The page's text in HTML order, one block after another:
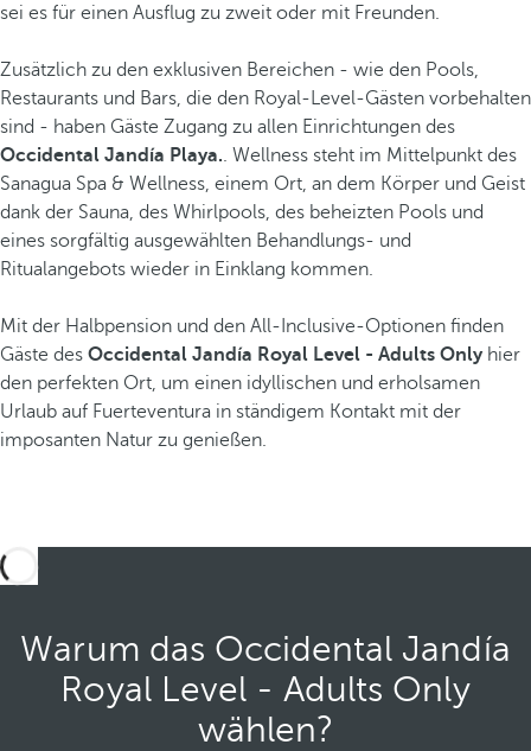
sei es für einen Ausflug zu zweit oder mit Freunden.
Zusätzlich zu den exklusiven Bereichen - wie den Pools,
Restaurants und Bars, die den Royal-Level-Gästen vorbehalten
sind - haben Gäste Zugang zu allen Einrichtungen des
Occidental Jandía Playa. . Wellness steht im Mittelpunkt des
Sanagua Spa & Wellness, einem Ort, an dem Körper und Geist
dank der Sauna, des Whirlpools, des beheizten Pools und
eines sorgfältig ausgewählten Behandlungs- und
Ritualangebots wieder in Einklang kommen.
Mit der Halbpension und den All-Inclusive-Optionen finden
Gäste des Occidental Jandía Royal Level - Adults Onlyhier
den perfekten Ort, um einen idyllischen und erholsamen
Urlaub auf Fuerteventura in ständigem Kontakt mit der
imposanten Natur zu genießen.
Warum das Occidental Jandía
Royal Level - Adults Only
wählen?